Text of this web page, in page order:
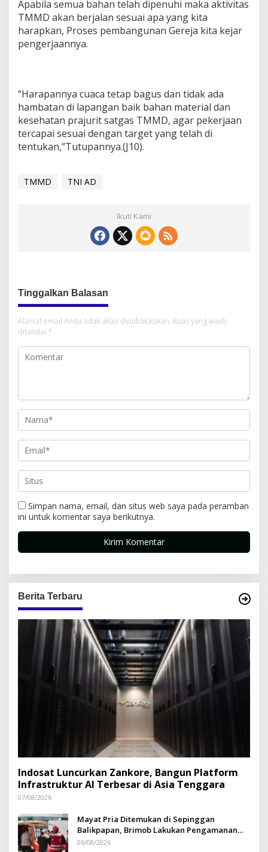
Apabila semua bahan telah dipenuhi maka aktivitas
TMMD akan berjalan sesuai apa yang kita
harapkan, Proses pembangunan Gereja kita kejar
pengerjaannya.
“Harapannya cuaca tetap bagus dan tidak ada
hambatan di lapangan baik bahan material dan
kesehatan prajurit satgas TMMD, agar pekerjaan
tercapai sesuai dengan target yang telah di
tentukan,”Tutupannya.(J10).
TMMD TNI AD
Ikuti Kami
Tinggalkan Balasan
Alamat email Anda tidak akan dipublikasikan. Ruas yang wajib
ditandai *
Simpan nama, email, dan situs web saya pada peramban
ini untuk komentar saya berikutnya.
Berita Terbaru
Indosat Luncurkan Zankore, Bangun Platform
Infrastruktur AI Terbesar di Asia Tenggara
07/08/2026
Mayat Pria Ditemukan di Sepinggan
Balikpapan, Brimob Lakukan Pengamanan
TKP
06/08/2026